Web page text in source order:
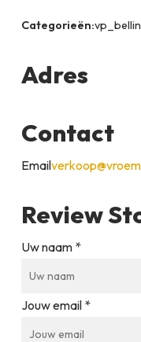
Categorieën:
Adres
Contact
Email
Review
Uw naam *
Jouw email *